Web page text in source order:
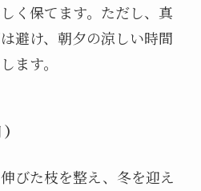
く保てます。ただし、真
避け、朝夕の涼しい時間
ます。
びた枝を整え、冬を迎え